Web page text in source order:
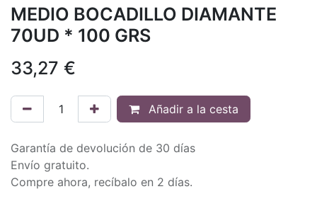
MEDIO BOCADILLO DIAMANTE
70UD * 100 GRS
33,27 €
Añadir a la cesta
Garantía de devolución de 30 días
Envío gratuito.
Compre ahora, recíbalo en 2 días.